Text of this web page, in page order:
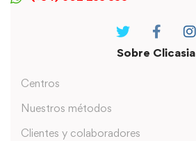
Sobre Clicasia
Centros
Nuestros métodos
Clientes y colaboradores